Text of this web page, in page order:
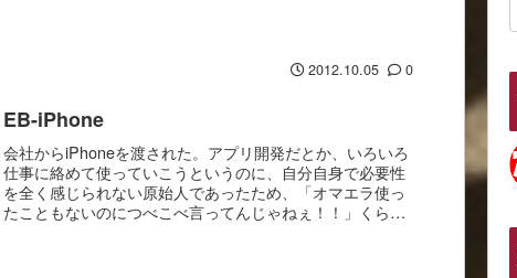
2012.10.05 0
EB-iPhone
会社からiPhoneを渡された。アプリ開発だとか、いろいろ
仕事に絡めて使っていこうというのに、自分自身で必要性
を全く感じられない原始人であったため、「オマエラ使っ
たこともないのにつべこべ言ってんじゃねぇ！！」くらい